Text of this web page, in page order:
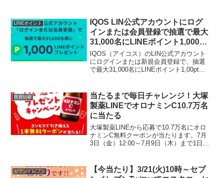
トできます。当たるまで、キャンペーン
期間中、1日1...
LINEポイント
IQOS LIN公式アカウントにログ
インまたは会員登録で抽選で最大
31,000名にLINEポイント1,000pt
当たる
IQOS（アイコス）のLIN公式アカウント
にログインまたは新規会員登録で、抽選
で最大31,000名にLINEポイント1,00ptが
で参加してみました。LINEからメ...
懸賞情報
当たるまで毎日チャレンジ！大塚
製薬LINEでオロナミンC10.7万名
に当たる
大塚製薬LINEから応募で10.7万名にオロ
ナミンC無料クーポンが当たります。7月
3日（金）12:00～7月9日（木）まで1日1
セブンイレブン
【今当たり】3/21(火)10時～セブ